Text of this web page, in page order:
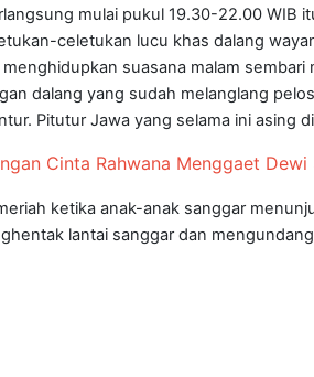
mulai pukul 19.30-22.00 WIB
celetukan lucu khas dalang
suasana malam
dalang yang sudah melanglang
Pitutur Jawa yang selama ini asing
Cinta Rahwana Menggaet
ketika anak-anak sanggar
lantai sanggar dan